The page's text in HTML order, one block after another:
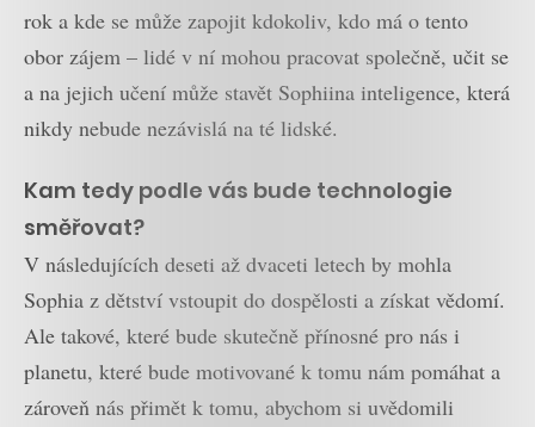
rok a kde se může zapojit kdokoliv, kdo má o tento
obor zájem – lidé v ní mohou pracovat společně, učit se
a na jejich učení může stavět Sophiina inteligence, která
nikdy nebude nezávislá na té lidské.
Kam tedy podle vás bude technologie
směřovat?
V následujících deseti až dvaceti letech by mohla
Sophia z dětství vstoupit do dospělosti a získat vědomí.
Ale takové, které bude skutečně přínosné pro nás i
planetu, které bude motivované k tomu nám pomáhat a
zároveň nás přimět k tomu, abychom si uvědomili